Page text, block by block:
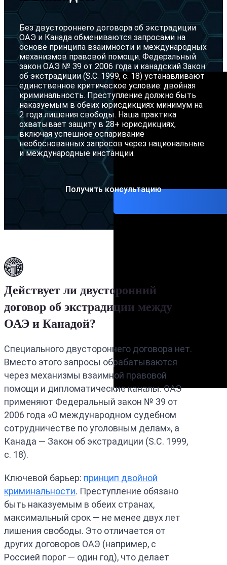
Желтое
Ордер
Без двустороннего договора об экстрадиции
ОАЭ и Канада обмениваются запросами на
основе принципа взаимности и международных
механизмов правовой помощи. Федеральный
закон ОАЭ № 39 от 2006 года и канадский Закон
об экстрадиции (S.C. 1999, c. 18) устанавливают
единственное критическое условие: двойная
криминальность. Преступление должно быть
наказуемым в обеих юрисдикциях минимум на
2 года лишения свободы. Наша практика
охватывает защиту в 28+ юрисдикциях,
включая успешное оспаривание
необоснованных запросов через национальные
и международные инстанции.
Получить консультацию
Действует ли двусторонний
договор об экстрадиции между
ОАЭ и Канадой?
Специального двустороннего договора нет.
Вместо этого запросы обрабатываются
через механизмы взаимной правовой
помощи и дипломатические каналы. ОАЭ
применяют Федеральный закон № 39 от
2006 года «О международном судебном
сотрудничестве по уголовным делам», а
Канада — Закон об экстрадиции (S.C. 1999,
c. 18).
Ключевой барьер: принцип двойной
криминальности. Преступление обязано
быть наказуемым в обеих странах,
максимальный срок — не менее двух лет
лишения свободы. Это отличается от
других договоров ОАЭ (например, с
Россией порог — один год), что делает